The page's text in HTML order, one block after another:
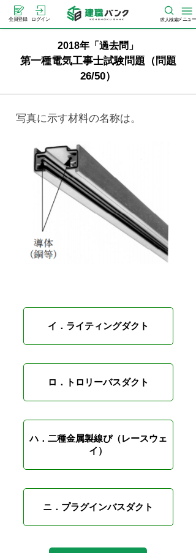
会員登録 ログイン 求人検索メニュー
2018年「過去問」
第一種電気工事士試験問題（問題
26/50）
写真に示す材料の名称は。
イ．ライティングダクト
ロ．トロリーバスダクト
ハ．二種金属製線ぴ（レースウェ
イ）
ニ．プラグインバスダクト